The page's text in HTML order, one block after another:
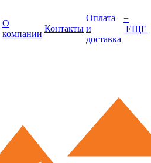
О
компании
Контакты
Оплата
и
доставка
+
ЕЩЕ